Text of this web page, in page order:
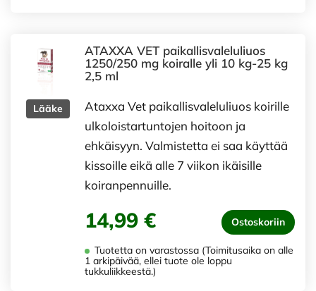
Lääke
ATAXXA VET paikallisvaleluliuos
1250/250 mg koiralle yli 10 kg-25 kg
2,5 ml
Ataxxa Vet paikallisvaleluliuos koirille
ulkoloistartuntojen hoitoon ja
ehkäisyyn. Valmistetta ei saa käyttää
kissoille eikä alle 7 viikon ikäisille
koiranpennuille.
14,99 € Ostoskoriin
Tuotetta on varastossa (Toimitusaika on alle
1 arkipäivää, ellei tuote ole loppu
tukkuliikkeestä.)